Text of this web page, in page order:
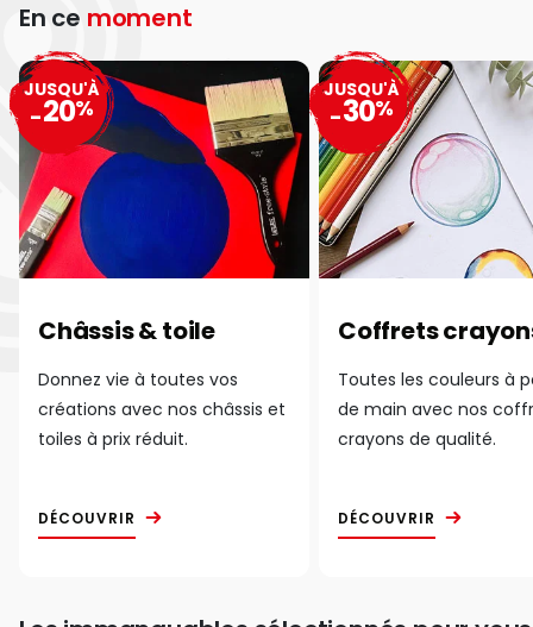
En ce moment
Châssis & toile
Donnez vie à toutes vos
créations avec nos châssis et
toiles à prix réduit.
DÉCOUVRIR
JUSQU'À
-20%
Coffrets
Toutes les couleurs à
de main avec nos
crayons de qualité.
DÉCOUVRIR
JUSQU'À
-30%